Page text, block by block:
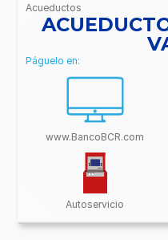
Acueductos
/BancoBCR-
Contenido/
Páguelo en:
www.BancoBCR.com
Autoservicio